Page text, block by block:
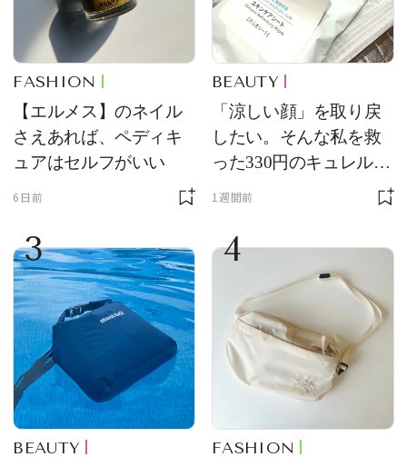
FASHION
【エルメス】のネイル
さえあれば、ペディキ
ュアはセルフがいい
6日前
BEAUTY
「涼しい顔」を取り戻
したい。そんな私を救
った330円のキュレル名
1週間前
3
BEAUTY
4
FASHION